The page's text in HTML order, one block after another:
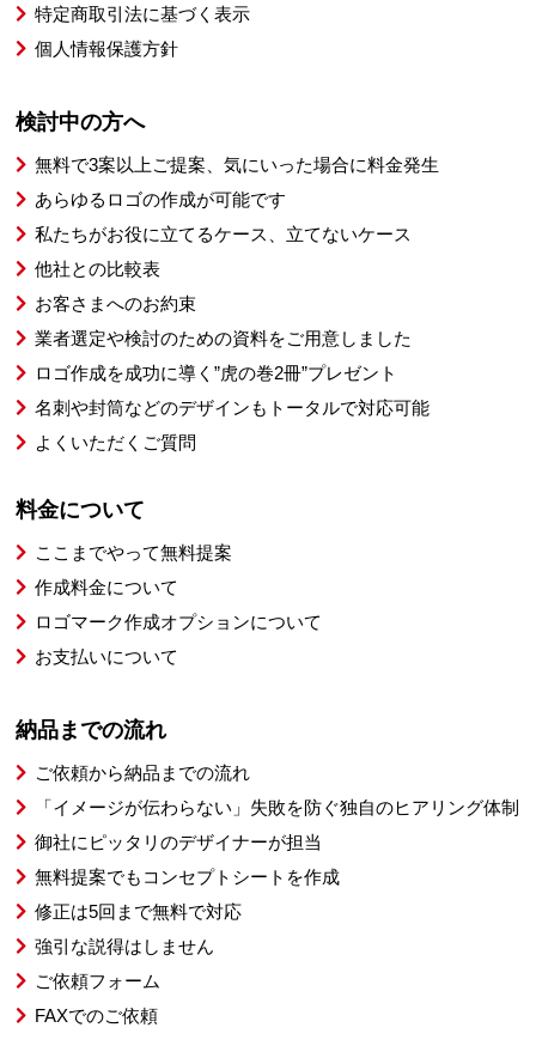
特定商取引法に基づく表示
個人情報保護方針
検討中の方へ
無料で3案以上ご提案、気にいった場合に料金発生
あらゆるロゴの作成が可能です
私たちがお役に立てるケース、立てないケース
他社との比較表
お客さまへのお約束
業者選定や検討のための資料をご用意しました
ロゴ作成を成功に導く”虎の巻2冊”プレゼント
名刺や封筒などのデザインもトータルで対応可能
よくいただくご質問
料金について
ここまでやって無料提案
作成料金について
ロゴマーク作成オプションについて
お支払いについて
納品までの流れ
ご依頼から納品までの流れ
「イメージが伝わらない」失敗を防ぐ独自のヒアリング体制
御社にピッタリのデザイナーが担当
無料提案でもコンセプトシートを作成
修正は5回まで無料で対応
強引な説得はしません
ご依頼フォーム
FAXでのご依頼